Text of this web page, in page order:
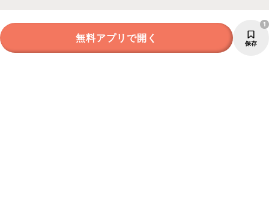
無料アプリで開く 保存
1